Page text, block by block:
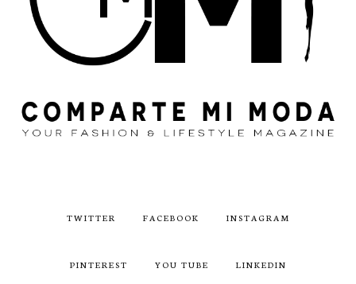
TWITTER FACEBOOK INSTAGRAM
PINTEREST YOU TUBE LINKEDIN